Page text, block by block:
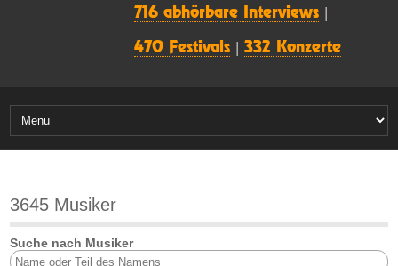
716 abhörbare Interviews
470 Festivals |332 Konzerte
3645 Musiker
Suche nach Musiker